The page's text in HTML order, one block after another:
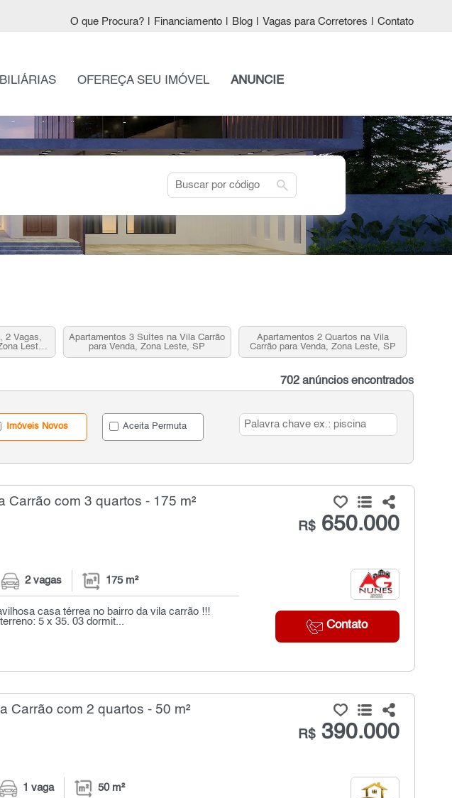
O que Procura? Financiamento Blog Vagas para Corretores Contato
OFEREÇA SEU IMÓVEL ANUNCIE
search
2 Vagas,
Leste,
Apartamentos 3 Suítes na Vila Carrão
para Venda, Zona Leste, SP
Apartamentos 2 Quartos na Vila
Carrão para Venda, Zona Leste, SP
702 anúncios encontrados
Imóveis Novos Aceita Permuta
Carrão com 3 quartos - 175 m²
R$650.000
Contato
2 vagas 175 m²
casa térrea no bairro da vila carrão !!!
5 x 35. 03 dormit...
Carrão com 2 quartos - 50 m²
R$390.000
1 vaga 50 m²